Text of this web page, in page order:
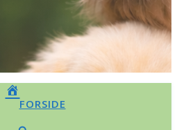
FORSIDE